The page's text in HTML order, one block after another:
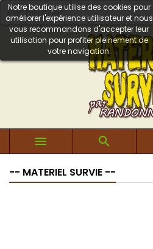
Notre boutique utilise des cookies pour
améliorer l'expérience utilisateur et nous
vous recommandons d'accepter leur
utilisation pour profiter pleinement de
votre navigation.
 
-- MATERIEL SURVIE --